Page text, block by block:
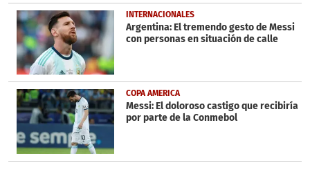
INTERNACIONALES
Argentina: El tremendo gesto de Messi
con personas en situación de calle
COPA AMERICA
Messi: El doloroso castigo que recibiría
por parte de la Conmebol